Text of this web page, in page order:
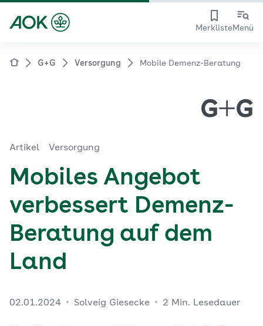
MerklisteMenü
G+G Versorgung Mobile Demenz-Beratung
Artikel Versorgung
Mobiles Angebot
verbessert Demenz-
Beratung auf dem
Land
02.01.2024 Solveig Giesecke 2 Min. Lesedauer